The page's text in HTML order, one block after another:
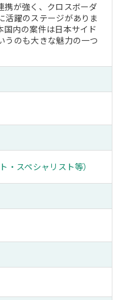
携が強く、クロスボーダ
活躍のステージがありま
内の案件は日本サイド
うのも大きな魅力の一つ
・スペシャリスト等）